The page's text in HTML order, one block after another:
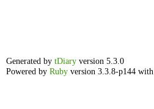
Generated by tDiary version 5.3.0
Powered by Ruby version 3.3.8-p144 with